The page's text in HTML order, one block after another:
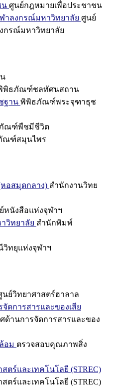
น ศูนย์กฎหมายเพื่อประชาชน
าลงกรณ์มหาวิทยาลัย ศูนย์
กรณ์มหาวิทยาลัย
พิธภัณฑ์ชลทัศนสถาน
ฐาน พิพิธภัณฑ์พระจุฑาธุช
ณฑ์พืชมีชีวิต
ณฑ์สมุนไพร
อสมุดกลาง) สำนักงานวิทย
หนังสือแห่งจุฬาฯ
วิทยาลัย สำนักพิมพ์
วิทยุแห่งจุฬาฯ
นย์วิทยาศาสตร์ฮาลาล
ดการสารและของเสีย
ด้านการจัดการสารและของ
อม ตรวจสอบคุณภาพสิ่ง
ตร์และเทคโนโลยี (STREC)
ตร์และเทคโนโลยี (STREC)